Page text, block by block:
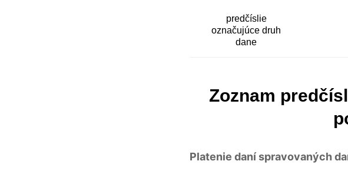
predčíslie
označujúce druh
dane
Zoznam
Platenie daní spravovaných